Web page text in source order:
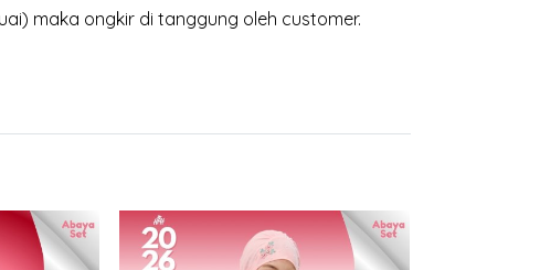
maka ongkir di tanggung oleh customer.